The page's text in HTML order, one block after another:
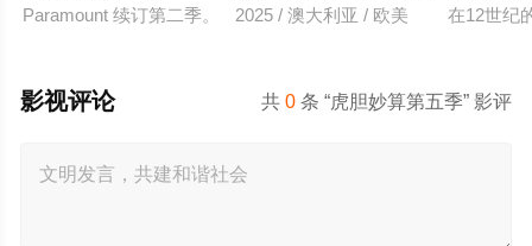
Paramount 续订第二季。 2025 / 澳大利亚 / 欧美 在12世纪
共0 条 “虎胆妙算第五季” 影评
影视评论